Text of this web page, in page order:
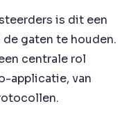
is dit een
gaten te houden.
centrale rol
applicatie, van